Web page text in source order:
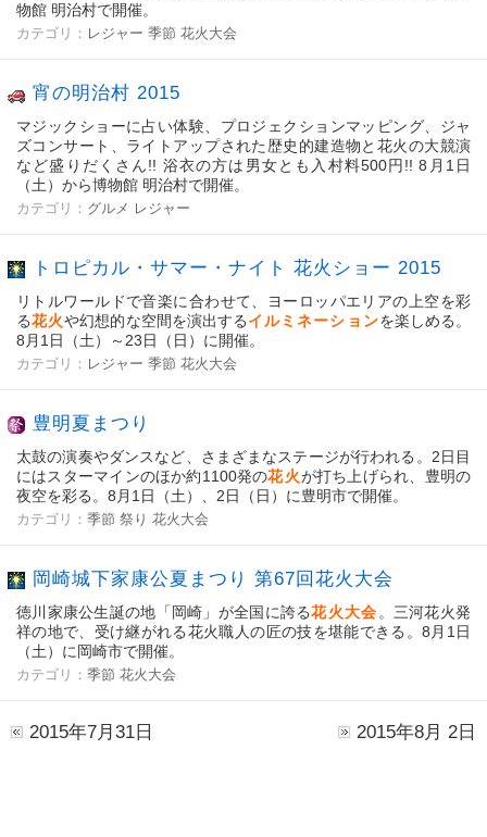
物館 明治村で開催。
カテゴリ： レジャー 季節 花火大会
宵の明治村 2015
マジックショーに占い体験、プロジェクションマッピング、ジャ
ズコンサート、ライトアップされた歴史的建造物と花火の大競演
など盛りだくさん!! 浴衣の方は男女とも入村料500円!! 8月1日
（土）から博物館 明治村で開催。
カテゴリ： グルメ レジャー
トロピカル・サマー・ナイト 花火ショー 2015
リトルワールドで音楽に合わせて、ヨーロッパエリアの上空を彩
る花火や幻想的な空間を演出するイルミネーションを楽しめる。
8月1日（土）～23日（日）に開催。
カテゴリ： レジャー 季節 花火大会
豊明夏まつり
太鼓の演奏やダンスなど、さまざまなステージが行われる。2日目
にはスターマインのほか約1100発の花火が打ち上げられ、豊明の
夜空を彩る。8月1日（土）、2日（日）に豊明市で開催。
カテゴリ： 季節 祭り 花火大会
岡崎城下家康公夏まつり 第67回花火大会
徳川家康公生誕の地「岡崎」が全国に誇る花火大会 。三河花火発
祥の地で、受け継がれる花火職人の匠の技を堪能できる。8月1日
（土）に岡崎市で開催。
カテゴリ： 季節 花火大会
2015年7月31日 2015年8月 2日